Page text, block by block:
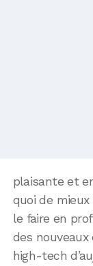
plaisante et
quoi de
le faire en
des nouveaux
high-tech